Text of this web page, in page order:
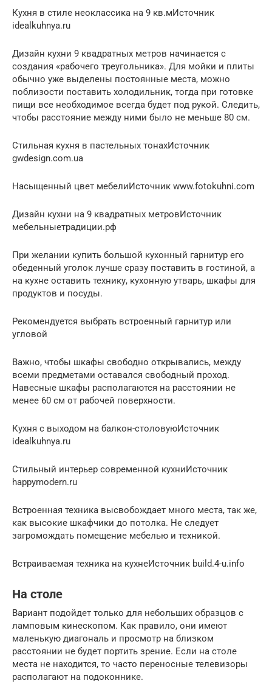
Кухня в стиле неоклассика на 9 кв.мИсточник
idealkuhnya.ru
Дизайн кухни 9 квадратных метров начинается с
создания «рабочего треугольника». Для мойки и плиты
обычно уже выделены постоянные места, можно
поблизости поставить холодильник, тогда при готовке
пищи все необходимое всегда будет под рукой. Следить,
чтобы расстояние между ними было не меньше 80 см.
Стильная кухня в пастельных тонахИсточник
gwdesign.com.ua
Насыщенный цвет мебелиИсточник www.fotokuhni.com
Дизайн кухни на 9 квадратных метровИсточник
мебельныетрадиции.рф
При желании купить большой кухонный гарнитур его
обеденный уголок лучше сразу поставить в гостиной, а
на кухне оставить технику, кухонную утварь, шкафы для
продуктов и посуды.
Рекомендуется выбрать встроенный гарнитур или
угловой
Важно, чтобы шкафы свободно открывались, между
всеми предметами оставался свободный проход.
Навесные шкафы располагаются на расстоянии не
менее 60 см от рабочей поверхности.
Кухня с выходом на балкон-столовуюИсточник
idealkuhnya.ru
Стильный интерьер современной кухниИсточник
happymodern.ru
Встроенная техника высвобождает много места, так же,
как высокие шкафчики до потолка. Не следует
загромождать помещение мебелью и техникой.
Встраиваемая техника на кухнеИсточник build.4-u.info
На столе
Вариант подойдет только для небольших образцов с
ламповым кинескопом. Как правило, они имеют
маленькую диагональ и просмотр на близком
расстоянии не будет портить зрение. Если на столе
места не находится, то часто переносные телевизоры
располагают на подоконнике.